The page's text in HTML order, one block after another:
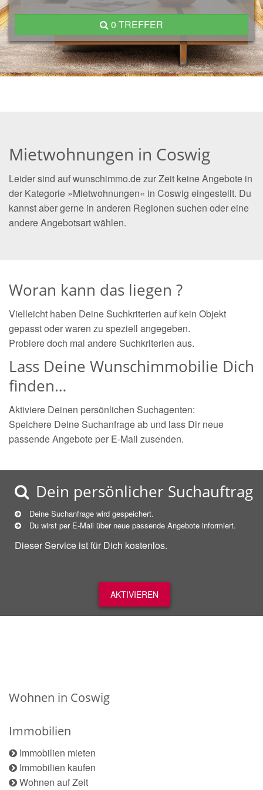
0 TREFFER
Mietwohnungen in Coswig
Leider sind auf wunschimmo.de zur Zeit keine Angebote in
der Kategorie »Mietwohnungen« in Coswig eingestellt. Du
kannst aber gerne in anderen Regionen suchen oder eine
andere Angebotsart wählen.
Woran kann das liegen ?
Vielleicht haben Deine Suchkriterien auf kein Objekt
gepasst oder waren zu speziell angegeben.
Probiere doch mal andere Suchkriterien aus.
Lass Deine Wunschimmobilie Dich
finden…
Aktiviere Deinen persönlichen Suchagenten:
Speichere Deine Suchanfrage ab und lass Dir neue
passende Angebote per E-Mail zusenden.
Dein persönlicher Suchauftrag
Deine Suchanfrage wird gespeichert.
Du wirst per E-Mail über neue passende Angebote informiert.
Dieser Service ist für Dich kostenlos.
AKTIVIEREN
Wohnen in Coswig
Immobilien
Immobilien mieten
Immobilien kaufen
Wohnen auf Zeit